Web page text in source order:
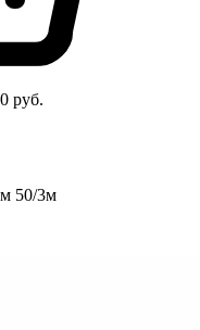
руб.
50/3м